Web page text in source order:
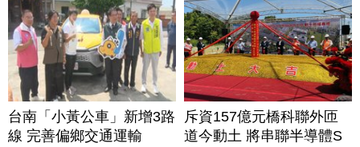
台南「小黃公車」新增3路
線 完善偏鄉交通運輸
斥資157億元橋科聯外匝
道今動土 將串聯半導體S